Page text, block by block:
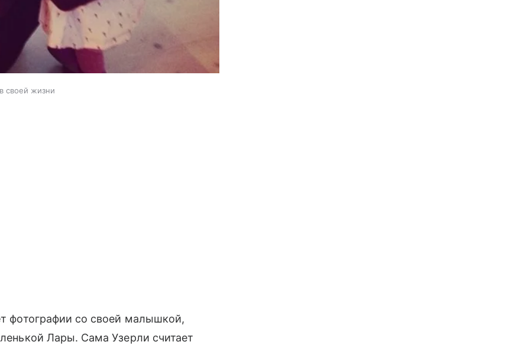
своей жизни
фотографии со своей малышкой,
Лары. Сама Узерли считает